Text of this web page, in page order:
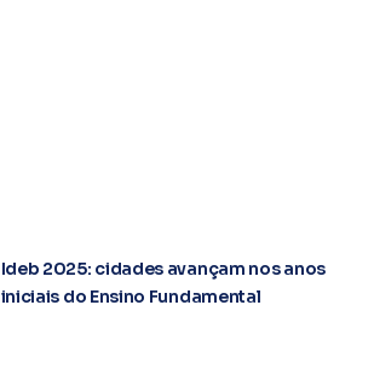
Ideb 2025: cidades avançam nos anos
iniciais do Ensino Fundamental